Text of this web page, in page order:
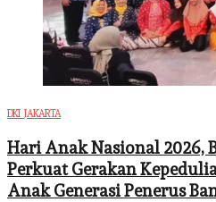
DKI JAKARTA
Hari Anak Nasional 2026,
Perkuat Gerakan
Anak Generasi Penerus